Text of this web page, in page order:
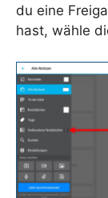
du eine
hast, wähle